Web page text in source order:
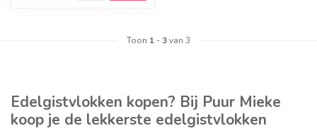
Toon 1 -3van 3
Edelgistvlokken kopen? Bij Puur Mieke
koop je de lekkerste edelgistvlokken